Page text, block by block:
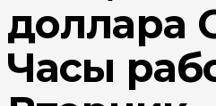
доллара
Часы